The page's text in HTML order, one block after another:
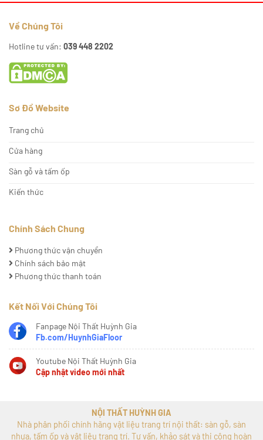
Về Chúng Tôi
Hotline tư vấn: 039 448 2202
Sơ Đồ Website
Trang chủ
Cửa hàng
Sàn gỗ và tấm ốp
Kiến thức
Chính Sách Chung
Phương thức vận chuyển
Chính sách bảo mật
Phương thức thanh toán
Kết Nối Với Chúng Tôi
Fanpage Nội Thất Huỳnh Gia
Fb.com/HuynhGiaFloor
Youtube Nội Thất Huỳnh Gia
Cập nhật video mới nhất
NỘI THẤT HUỲNH GIA
Nhà phân phối chính hãng vật liệu trang trí nội thất: sàn gỗ, sàn
nhựa, tấm ốp và vật liệu trang trí. Tư vấn, khảo sát và thi công hoàn